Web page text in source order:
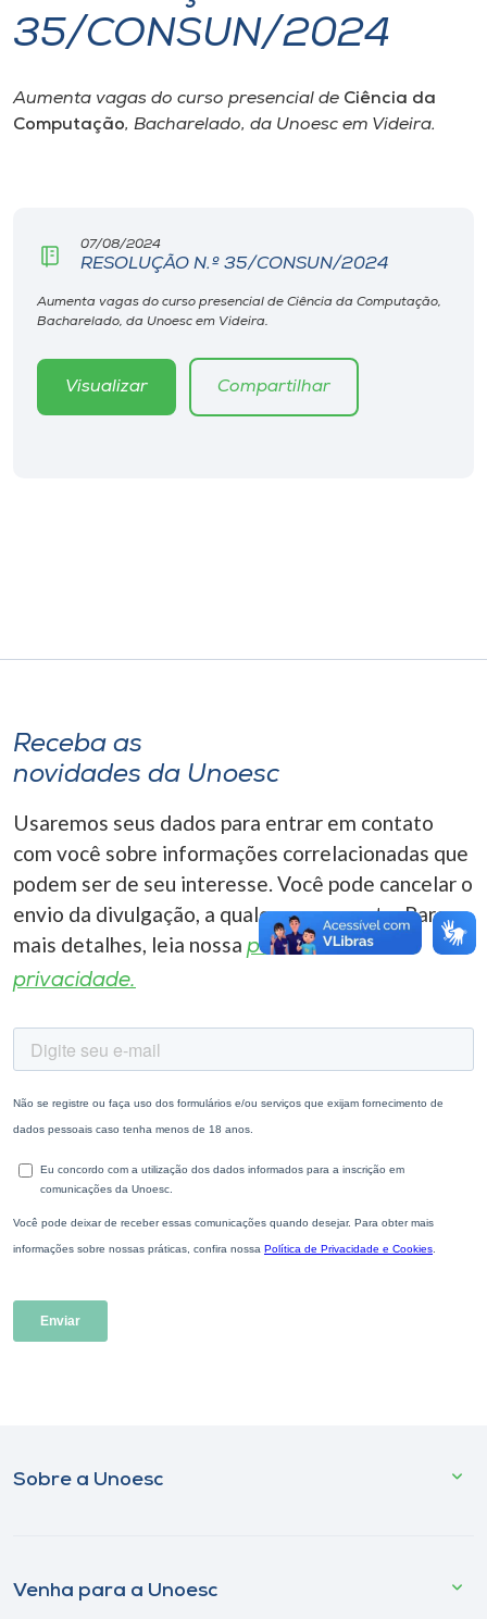
I.nova
Diplomados
CPA
Biblioteca
Editora
A-
35/CONSUN/2024
Aumenta vagas do curso presencial de Ciência da
Computação, Bacharelado, da Unoesc em Videira.
07/08/2024
RESOLUÇÃO N.º 35/CONSUN/2024
Aumenta vagas do curso presencial de Ciência da Computação,
Bacharelado, da Unoesc em Videira.
Visualizar Compartilhar
Receba as
novidades da Unoesc
Usaremos seus dados para entrar em contato
com você sobre informações correlacionadas que
podem ser de seu interesse. Você pode cancelar o
envio da divulgação, a qualquer momento. Para
mais detalhes, leia nossa política de
privacidade.
Sobre a Unoesc
Venha para a Unoesc